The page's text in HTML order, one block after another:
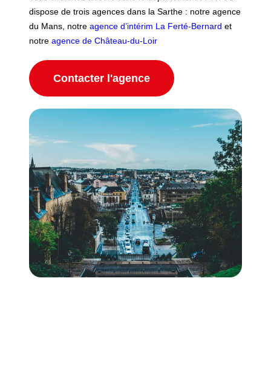
dispose de trois agences dans la Sarthe : notre agence
du Mans, notre agence d’intérim La Ferté-Bernard et
notre agence de Château-du-Loir
Contacter l'agence